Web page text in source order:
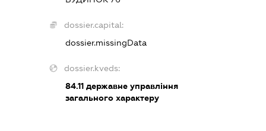
dossier.capital:
dossier.missingData
dossier.kveds:
84.11державне управління
загального характеру